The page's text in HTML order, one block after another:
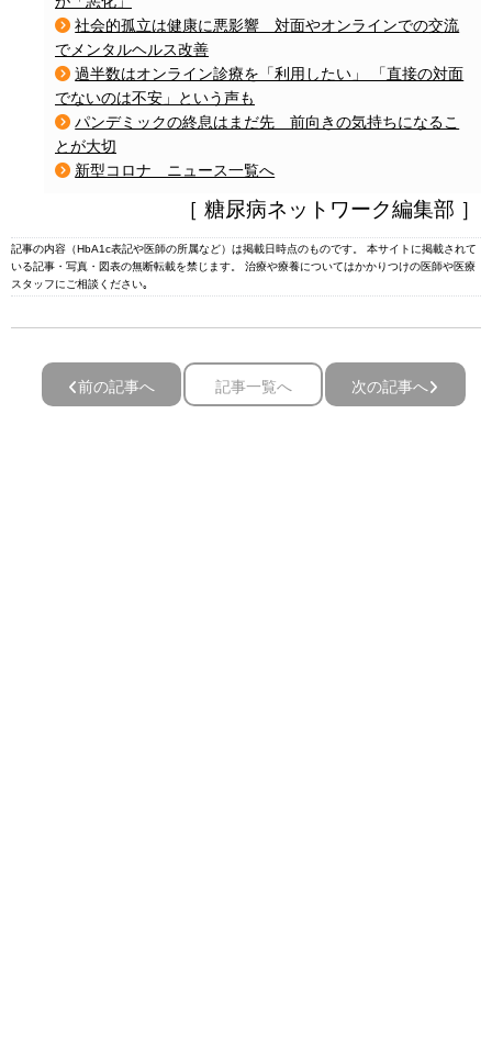
社会的孤立は健康に悪影響 対面やオンラインでの交流
でメンタルヘルス改善
過半数はオンライン診療を「利用したい」 「直接の対面
でないのは不安」という声も
パンデミックの終息はまだ先 前向きの気持ちになるこ
とが大切
新型コロナ ニュース一覧へ
［ 糖尿病ネットワーク編集部 ］
記事の内容（HbA1c表記や医師の所属など）は掲載日時点のものです。 本サイトに掲載されて
いる記事・写真・図表の無断転載を禁じます。 治療や療養についてはかかりつけの医師や医療
スタッフにご相談ください｡
前の記事へ 記事一覧へ 次の記事へ